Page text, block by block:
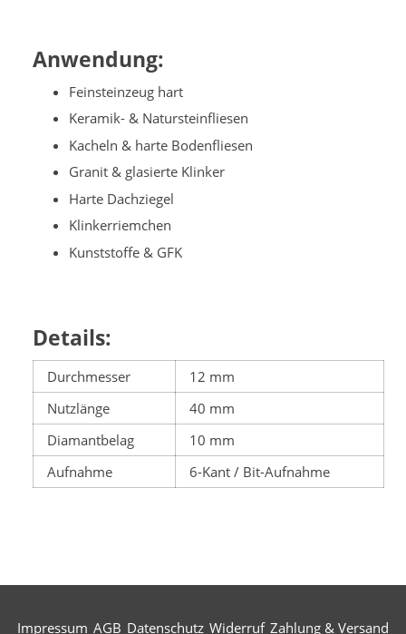
Anwendung:
Feinsteinzeug hart
Keramik- & Natursteinfliesen
Kacheln & harte Bodenfliesen
Granit & glasierte Klinker
Harte Dachziegel
Klinkerriemchen
Kunststoffe & GFK
Details:
Durchmesser
12 mm
Nutzlänge
40 mm
Diamantbelag
10 mm
Aufnahme
6-Kant / Bit-Aufnahme
Impressum AGB Datenschutz Widerruf Zahlung & Versand